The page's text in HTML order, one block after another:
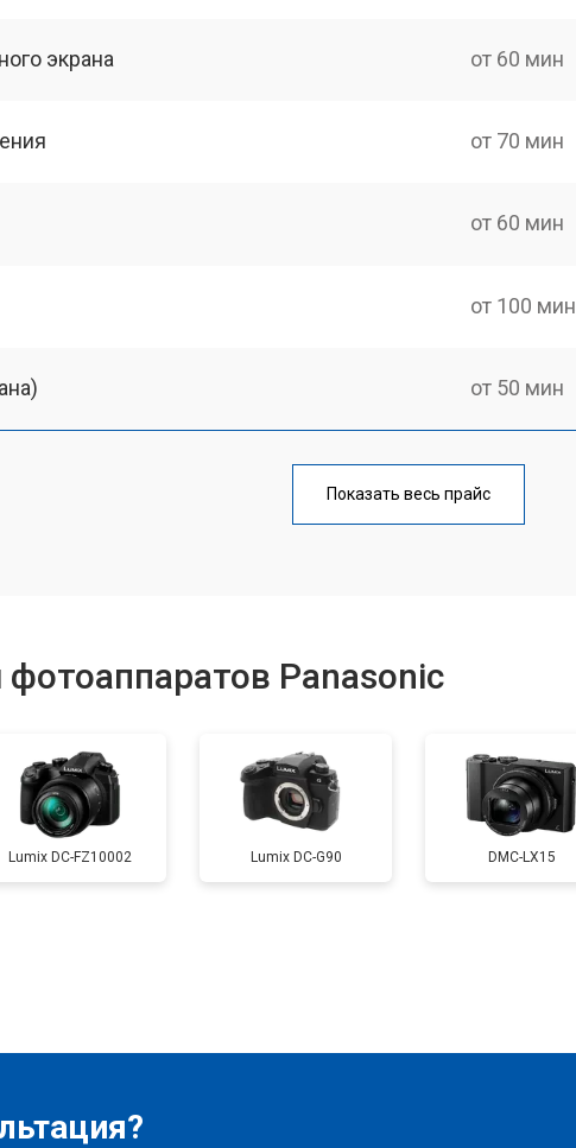
экрана от 60 мин
от 70 мин
от 60 мин
от 100 мин
от 50 мин
от 80 мин
от 80 мин
от 70 мин
Показать весь прайс
Panasonic
Lumix DC-FZ10002 Lumix DC-G90 DMC-LX15